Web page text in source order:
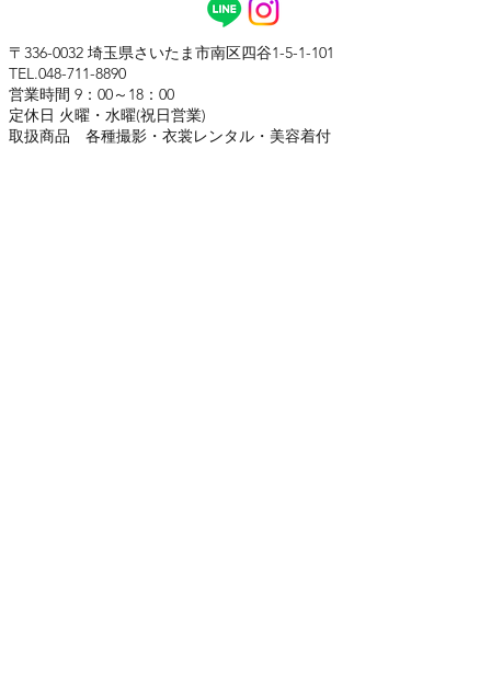
〒336-0032 埼玉県さいたま市南区四谷1-5-1-101
TEL.048-711-8890
営業時間 9：00～18：00
定休日 火曜・水曜(祝日営業)
取扱商品 各種撮影・衣裳レンタル・美容着付